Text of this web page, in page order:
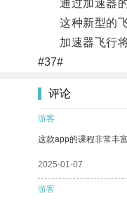
通过加速器的
这种新型的飞
加速器飞行将
#37#
评论
游客
这款app的课程非常丰
2025-01-07
游客